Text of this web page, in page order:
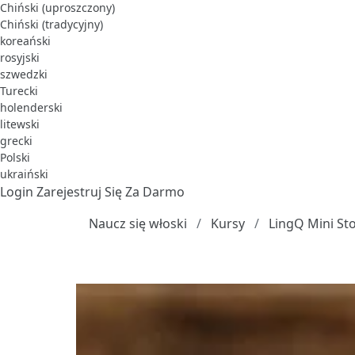
Chiński (uproszczony)
Chiński (tradycyjny)
koreański
rosyjski
szwedzki
Turecki
holenderski
litewski
grecki
Polski
ukraiński
Login Zarejestruj Się Za Darmo
Naucz się włoski
Kursy LingQ Mini